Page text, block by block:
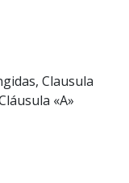
Clausula
«A»